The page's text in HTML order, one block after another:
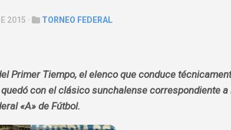
2015 · TORNEO FEDERAL
Primer Tiempo, el elenco que conduce
con el clásico sunchalense correspondiente a
«A» de Fútbol.